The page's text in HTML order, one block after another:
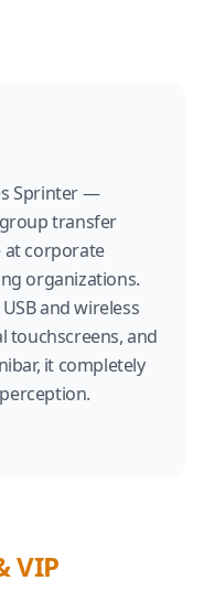
Sprinter —
transfer
at corporate
organizations.
and wireless
touchscreens, and
it completely
VIP